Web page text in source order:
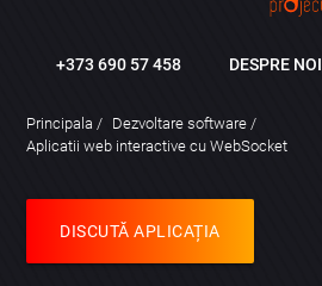
+373 690 57 458 DESPRE NOI
Principala
Dezvoltare software
Aplicatii web interactive cu WebSocket
DISCUTĂ APLICAȚIA